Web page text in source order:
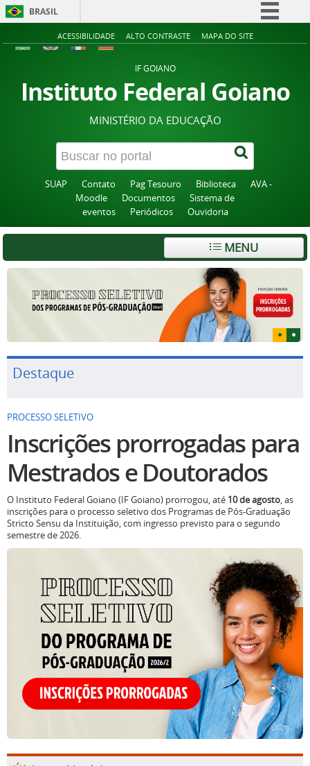
BRASIL
Simplifique!
Acesso à informação
Legislação
Canais
ACESSIBILIDADE ALTO CONTRASTE MAPA DO SITE
IF GOIANO
Instituto Federal Goiano
MINISTÉRIO DA EDUCAÇÃO
SUAP Contato Pag Tesouro Biblioteca
AVA -
Moodle
Documentos
Sistema de
eventos
Periódicos Ouvidoria
MENU
Destaque
PROCESSO SELETIVO
Inscrições prorrogadas para
Mestrados e Doutorados
O Instituto Federal Goiano (IF Goiano) prorrogou, até 10 de agosto, as
inscrições para o processo seletivo dos Programas de Pós-Graduação
Stricto Sensu da Instituição, com ingresso previsto para o segundo
semestre de 2026.